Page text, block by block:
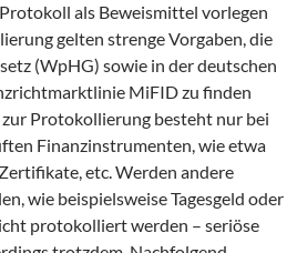
als Beweismittel vorlegen
gelten strenge Vorgaben, die
(WpHG) sowie in der deutschen
MiFID zu finden
Protokollierung besteht nur bei
Finanzinstrumenten, wie etwa
etc. Werden andere
wie beispielsweise Tagesgeld oder
protokolliert werden – seriöse